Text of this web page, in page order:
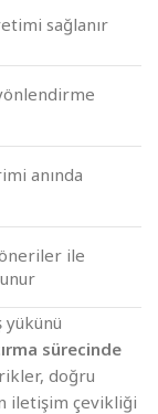
sağlanır
anında
ile
yükünü
sürecinde
doğru
iletişim çevikliği